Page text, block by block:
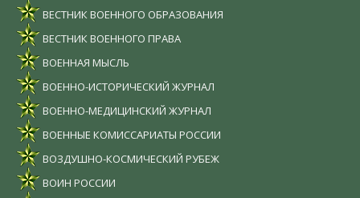
ВЕСТНИК ВОЕННОГО ОБРАЗОВАНИЯ
ВЕСТНИК ВОЕННОГО ПРАВА
ВОЕННАЯ МЫСЛЬ
ВОЕННО-ИСТОРИЧЕСКИЙ ЖУРНАЛ
ВОЕННО-МЕДИЦИНСКИЙ ЖУРНАЛ
ВОЕННЫЕ КОМИССАРИАТЫ РОССИИ
ВОЗДУШНО-КОСМИЧЕСКИЙ РУБЕЖ
ВОИН РОССИИ